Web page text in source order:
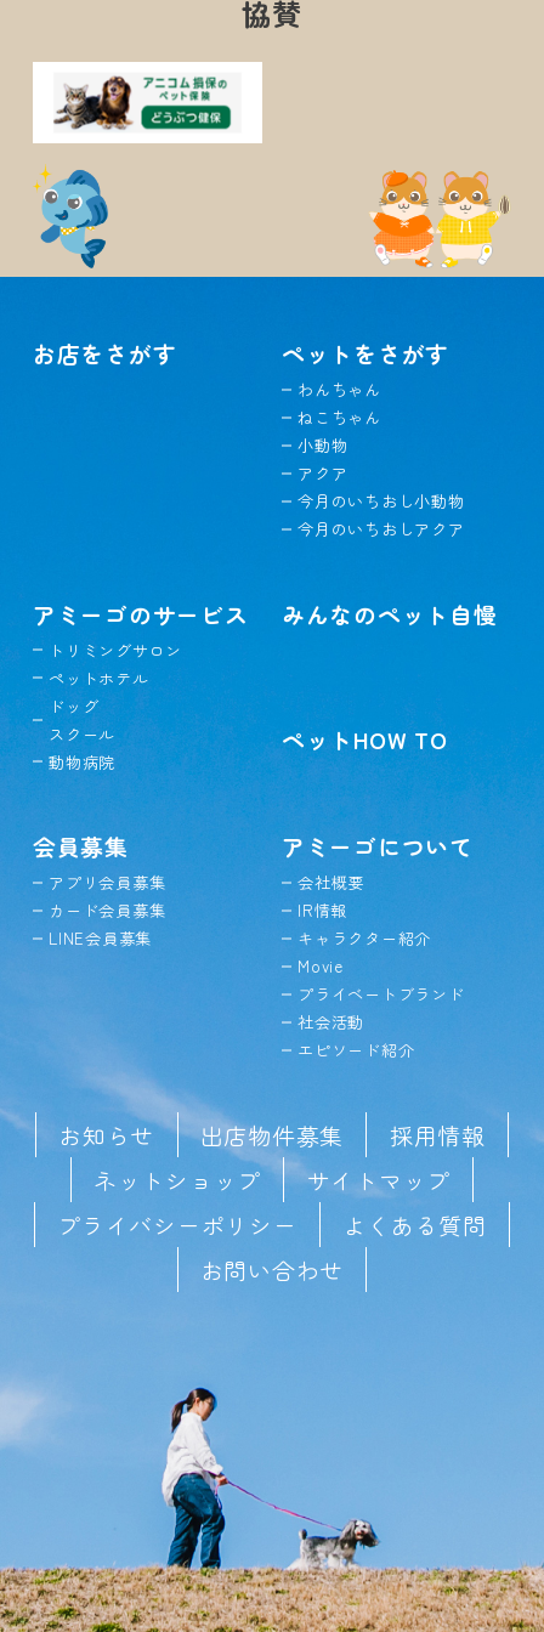
協賛
お店をさがす ペットをさがす
わんちゃん
ねこちゃん
小動物
アクア
今月のいちおし小動物
今月のいちおしアクア
アミーゴのサービス
トリミングサロン
ペットホテル
ドッグ
スクール
動物病院
みんなのペット自慢
ペットHOW TO
会員募集
アプリ会員募集
カード会員募集
LINE会員募集
アミーゴについて
会社概要
IR情報
キャラクター紹介
Movie
プライベートブランド
社会活動
エピソード紹介
お知らせ 出店物件募集
採用情報
ネットショップ
サイトマップ
プライバシーポリシー
よくある質問
お問い合わせ